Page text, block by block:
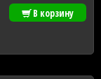
В корзину